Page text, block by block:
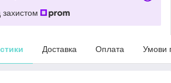
Доставка Оплата Умови